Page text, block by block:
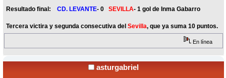
Resultado final:CD. LEVANTE- 0SEVILLA- 1 gol de Inma Gabarro
Tercera victira y segunda consecutiva del Sevilla, que ya suma 10 puntos.
En línea
asturgabriel